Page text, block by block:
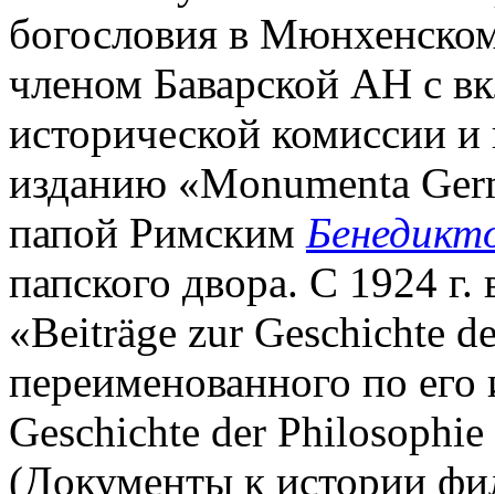
богословия в
членом Баварской АН с
исторической комиссии
изданию «Monumenta
папой Римским
папского двора. С 1924 г.
«Beiträge zur Geschichte
переименованного по
Geschichte der
(Документы к истории